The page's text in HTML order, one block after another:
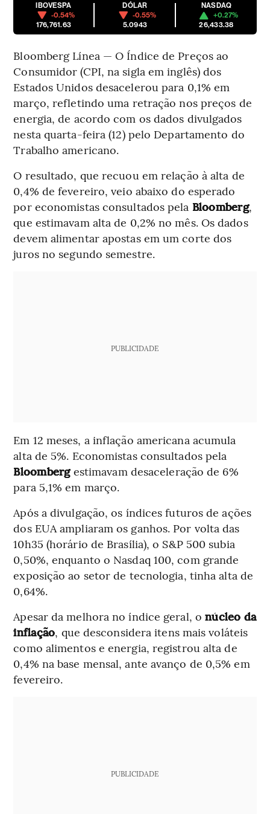
IBOVESPA
-0.54%
176,761.63
DÓLAR
-0.55%
5.0943
NASDAQ
+0.27%
26,433.38
Bloomberg Línea — O Índice de Preços ao
Consumidor (CPI, na sigla em inglês) dos
Estados Unidos desacelerou para 0,1% em
março, refletindo uma retração nos preços de
energia, de acordo com os dados divulgados
nesta quarta-feira (12) pelo Departamento do
Trabalho americano.
O resultado, que recuou em relação à alta de
0,4% de fevereiro, veio abaixo do esperado
por economistas consultados pela Bloomberg,
que estimavam alta de 0,2% no mês. Os dados
devem alimentar apostas em um corte dos
juros no segundo semestre.
PUBLICIDADE
Em 12 meses, a inflação americana acumula
alta de 5%. Economistas consultados pela
Bloomberg estimavam desaceleração de 6%
para 5,1% em março.
Após a divulgação, os índices futuros de ações
dos EUA ampliaram os ganhos. Por volta das
10h35 (horário de Brasília), o S&P 500 subia
0,50%, enquanto o Nasdaq 100, com grande
exposição ao setor de tecnologia, tinha alta de
0,64%.
Apesar da melhora no índice geral, onúcleo da
inflação, que desconsidera itens mais voláteis
como alimentos e energia, registrou alta de
0,4% na base mensal, ante avanço de 0,5% em
fevereiro.
PUBLICIDADE